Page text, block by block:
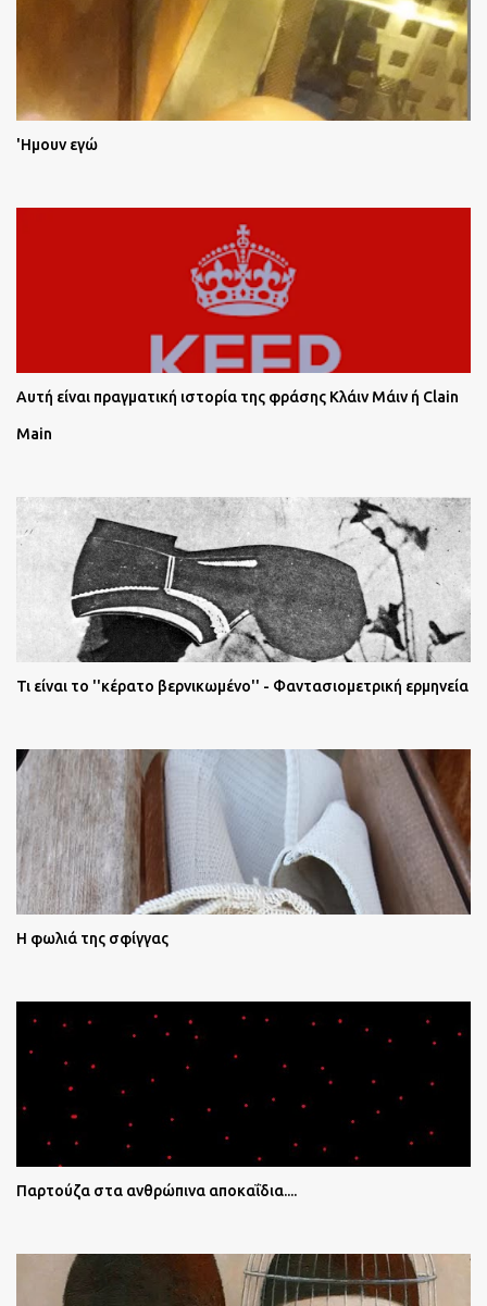
'Ημουν εγώ
Αυτή είναι πραγματική ιστορία της φράσης Κλάιν Μάιν ή Clain
Main
Τι είναι το ''κέρατο βερνικωμένο'' - Φαντασιομετρική ερμηνεία
Η φωλιά της σφίγγας
Παρτούζα στα ανθρώπινα αποκαΐδια....